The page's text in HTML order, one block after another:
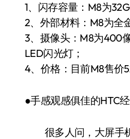
1、闪存容量：M8为
2、外部材料：M8为全
3、摄像头：M8为400
LED闪光灯；
4、价格：目前M8售价
●手感观感俱佳的HTC
很多人问，大屏手机